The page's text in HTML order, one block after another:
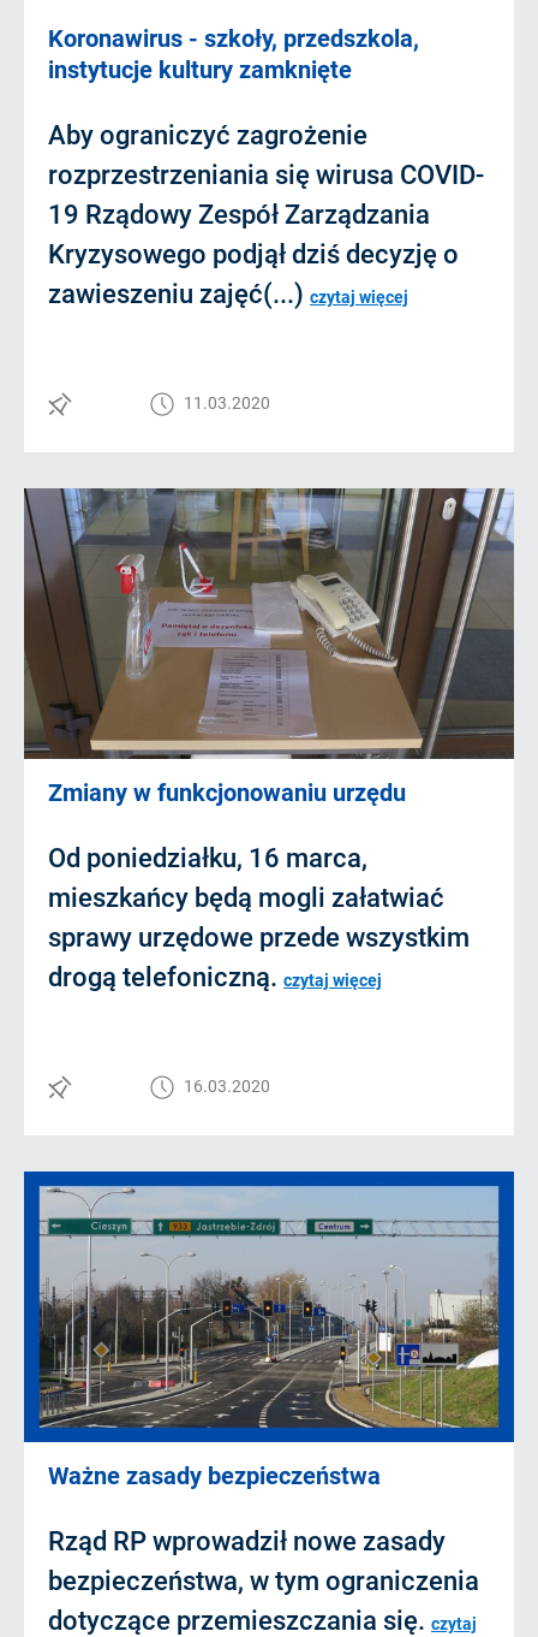
Koronawirus - szkoły, przedszkola,
instytucje kultury zamknięte
Aby ograniczyć zagrożenie
rozprzestrzeniania się wirusa COVID-
19 Rządowy Zespół Zarządzania
Kryzysowego podjął dziś decyzję o
zawieszeniu zajęć(...) czytaj więcej
11.03.2020
Zmiany w funkcjonowaniu urzędu
Od poniedziałku, 16 marca,
mieszkańcy będą mogli załatwiać
sprawy urzędowe przede wszystkim
drogą telefoniczną. czytaj więcej
16.03.2020
Ważne zasady bezpieczeństwa
Rząd RP wprowadził nowe zasady
bezpieczeństwa, w tym ograniczenia
dotyczące przemieszczania się. czytaj